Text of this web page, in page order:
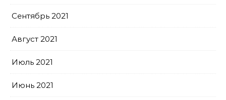
Сентябрь 2021
Август 2021
Июль 2021
Июнь 2021